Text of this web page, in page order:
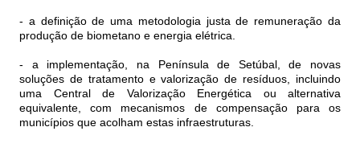
- a definição de uma metodologia justa de remuneração da
produção de biometano e energia elétrica.
- a implementação, na Península de Setúbal, de novas
soluções de tratamento e valorização de resíduos, incluindo
uma Central de Valorização Energética ou alternativa
equivalente, com mecanismos de compensação para os
municípios que acolham estas infraestruturas.